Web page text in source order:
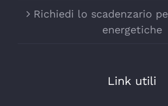
Richiedi lo scadenzario
energetiche
Link utili